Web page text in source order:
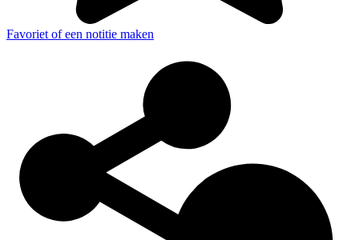
Favoriet of een notitie maken